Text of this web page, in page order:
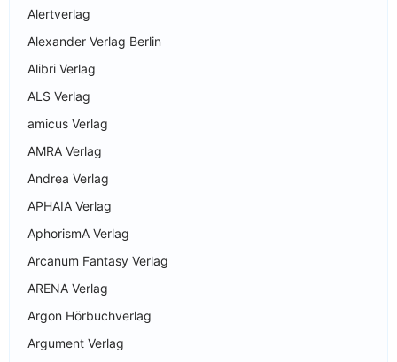
Alertverlag
Alexander Verlag Berlin
Alibri Verlag
ALS Verlag
amicus Verlag
AMRA Verlag
Andrea Verlag
APHAIA Verlag
AphorismA Verlag
Arcanum Fantasy Verlag
ARENA Verlag
Argon Hörbuchverlag
Argument Verlag